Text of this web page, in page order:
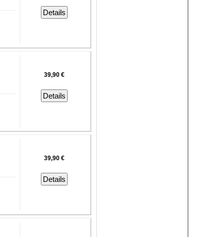
Details
39,90 €
Details
39,90 €
Details